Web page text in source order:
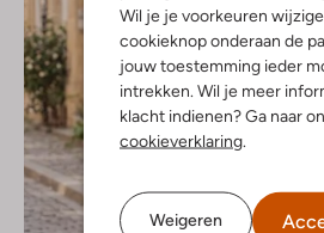
Wil je je voorkeuren
cookieknop onderaan de
jouw toestemming ieder
intrekken. Wil je meer
klacht indienen? Ga naar
cookieverklaring
Weigeren